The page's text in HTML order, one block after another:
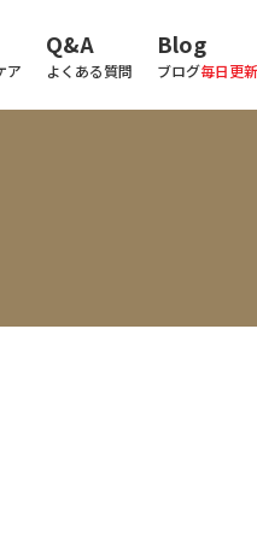
ア
Q&A
よくある質問
Blog
ブログ毎日更新